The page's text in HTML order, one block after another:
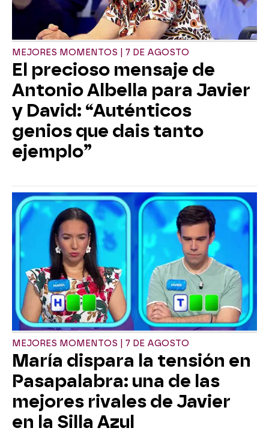
MEJORES MOMENTOS | 7 DE AGOSTO
El precioso mensaje de
Antonio Albella para Javier
y David: “Auténticos
genios que dais tanto
ejemplo”
MEJORES MOMENTOS | 7 DE AGOSTO
María dispara la tensión en
Pasapalabra: una de las
mejores rivales de Javier
en la Silla Azul